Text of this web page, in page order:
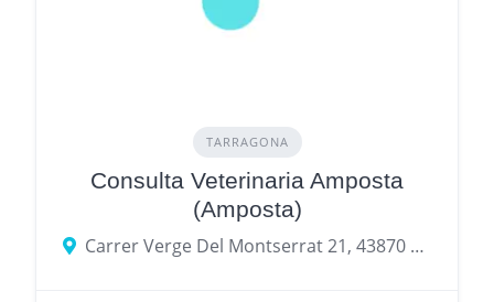
TARRAGONA
Consulta Veterinaria Amposta
(Amposta)
Carrer Verge Del Montserrat 21, 43870 Amposta, provincia de Tarragona, España